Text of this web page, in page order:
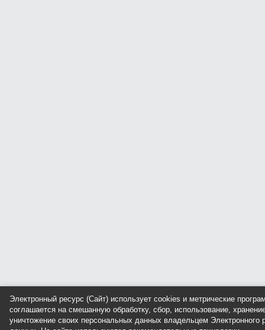
Электронный ресурс (Сайт) использует cookies и метрические
соглашается на смешанную обработку, сбор, использование,
уничтожение своих персональных данных владельцем Электронного